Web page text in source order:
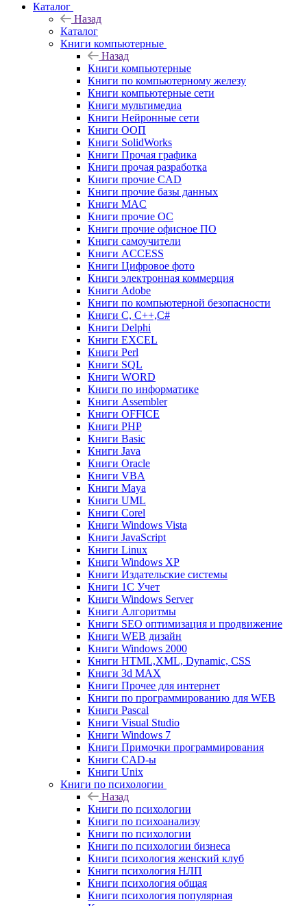
Каталог
Назад
Каталог
Книги компьютерные
Назад
Книги компьютерные
Книги по компьютерному железу
Книги компьютерные сети
Книги мультимедиа
Книги Нейронные сети
Книги ООП
Книги SolidWorks
Книги Прочая графика
Книги прочая разработка
Книги прочие CAD
Книги прочие базы данных
Книги MAC
Книги прочие ОС
Книги прочие офисное ПО
Книги самоучители
Книги ACCESS
Книги Цифровое фото
Книги электронная коммерция
Книги Adobe
Книги по компьютерной безопасности
Книги C, C++,С#
Книги Delphi
Книги EXCEL
Книги Perl
Книги SQL
Книги WORD
Книги по информатике
Книги Assembler
Книги OFFICE
Книги PHP
Книги Basic
Книги Java
Книги Oracle
Книги VBA
Книги Maya
Книги UML
Книги Corel
Книги Windows Vista
Книги JavaScript
Книги Linux
Книги Windows XP
Книги Издательские системы
Книги 1C Учет
Книги Windows Server
Книги Алгоритмы
Книги SEO оптимизация и продвижение
Книги WEB дизайн
Книги Windows 2000
Книги HTML,XML, Dynamic, CSS
Книги 3d MAX
Книги Прочее для интернет
Книги по программированию для WEB
Книги Pascal
Книги Visual Studio
Книги Windows 7
Книги Примочки программирования
Книги CAD-ы
Книги Unix
Книги по психологии
Назад
Книги по психологии
Книги по психоанализу
Книги по психологии
Книги по психологии бизнеса
Книги психология женский клуб
Книги психология НЛП
Книги психология общая
Книги психология популярная